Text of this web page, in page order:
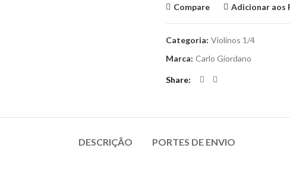
Compare Adicionar aos
Categoria: Violinos 1/4
Marca: Carlo Giordano
Share
DESCRIÇÃO PORTES DE ENVIO